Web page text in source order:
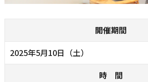
開催期間
2025年5月10日（土）
時 間